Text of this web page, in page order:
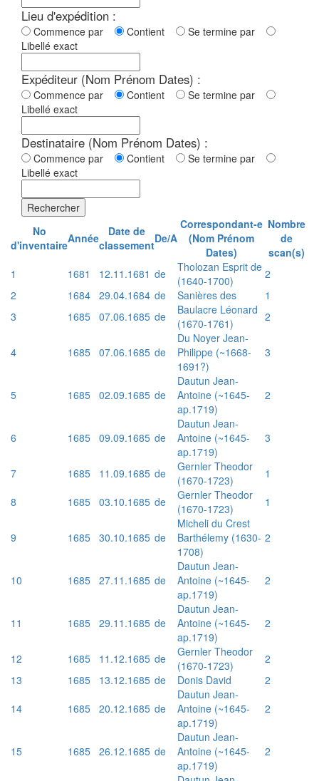
Lieu d'expédition :
Commence par Contient
Se termine par
Libellé exact
Expéditeur (Nom Prénom Dates) :
Commence par Contient
Se termine par
Libellé exact
Destinataire (Nom Prénom Dates) :
Commence par Contient
Se termine par
Libellé exact
Rechercher
No
d'inventaireAnnée
Date de
classementDe/A
Correspondant-e
(Nom Prénom
Dates)
Nombre
de
scan(s)
1
1681 12.11.1681 de
Tholozan Esprit de
(1640-1700)
2
2
1684 29.04.1684 de Sanières des
1
3
1685 07.06.1685 de
Baulacre Léonard
(1670-1761)
2
4 1685 07.06.1685 de
Du Noyer Jean-
Philippe (~1668-
1691?)
3
5 1685 02.09.1685 de
Dautun Jean-
Antoine (~1645-
ap.1719)
2
6 1685 09.09.1685 de
Dautun Jean-
Antoine (~1645-
ap.1719)
3
7 1685 11.09.1685 de
Gernler Theodor
(1670-1723)
1
8
1685 03.10.1685 de
Gernler Theodor
(1670-1723)
1
9 1685 30.10.1685 de
Micheli du Crest
Barthélemy (1630-
1708)
2
10 1685 27.11.1685 de
Dautun Jean-
Antoine (~1645-
ap.1719)
2
11 1685 29.11.1685 de
Dautun Jean-
Antoine (~1645-
ap.1719)
2
12 1685 11.12.1685 de
Gernler Theodor
(1670-1723)
2
13
1685 13.12.1685 de Donis David
2
14
1685 20.12.1685 de
Dautun Jean-
Antoine (~1645-
ap.1719)
2
15 1685 26.12.1685 de
Dautun Jean-
Antoine (~1645-
ap.1719)
2